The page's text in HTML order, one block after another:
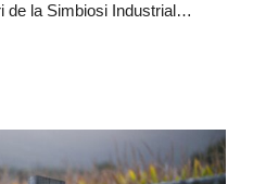
de la Simbiosi Industrial…